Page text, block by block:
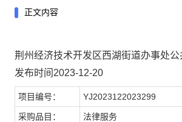
正文内容
荆州经济技术开发区西湖街道办事处
发布时间2023-12-20
项目编号： YJ2023122023299
采购品目： 法律服务